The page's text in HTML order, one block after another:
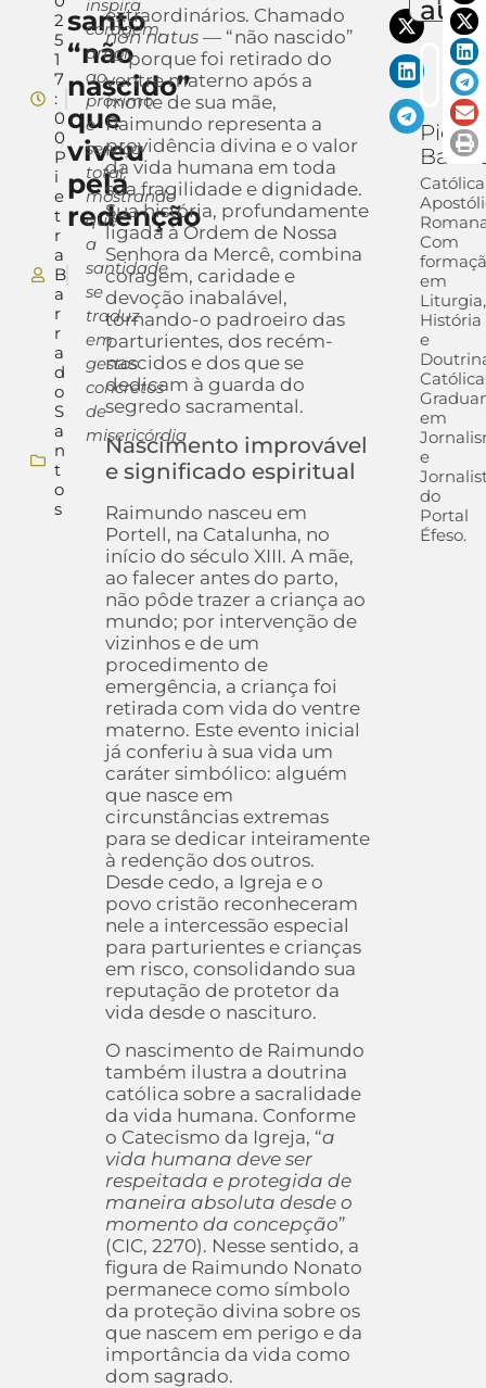
2
5
1
7
:
0
0
P
i
e
t
r
a
B
a
r
r
a
d
o
S
a
n
t
o
s
santo
“não
nascido”
que
viveu
pela
redenção
inspira
coragem,
amor
ao
próximo
e
serviço
total,
mostrando
que
a
santidade
se
traduz
em
gestos
concretos
de
misericórdia
extraordinários. Chamado
non natus— “não nascido”
— porque foi retirado do
ventre materno após a
morte de sua mãe,
Raimundo representa a
providência divina e o valor
da vida humana em toda
sua fragilidade e dignidade.
Sua história, profundamente
ligada à Ordem de Nossa
Senhora da Mercê, combina
coragem, caridade e
devoção inabalável,
tornando-o padroeiro das
parturientes, dos recém-
nascidos e dos que se
dedicam à guarda do
segredo sacramental.
Nascimento improvável
e significado espiritual
Raimundo nasceu em
Portell, na Catalunha, no
início do século XIII. A mãe,
ao falecer antes do parto,
não pôde trazer a criança ao
mundo; por intervenção de
vizinhos e de um
procedimento de
emergência, a criança foi
retirada com vida do ventre
materno. Este evento inicial
já conferiu à sua vida um
caráter simbólico: alguém
que nasce em
circunstâncias extremas
para se dedicar inteiramente
à redenção dos outros.
Desde cedo, a Igreja e o
povo cristão reconheceram
nele a intercessão especial
para parturientes e crianças
em risco, consolidando sua
reputação de protetor da
vida desde o nascituro.
O nascimento de Raimundo
também ilustra a doutrina
católica sobre a sacralidade
da vida humana. Conforme
o Catecismo da Igreja, “a
vida humana deve ser
respeitada e protegida de
maneira absoluta desde o
momento da concepção”
(CIC, 2270). Nesse sentido, a
figura de Raimundo Nonato
permanece como símbolo
da proteção divina sobre os
que nascem em perigo e da
importância da vida como
dom sagrado.
Pietra
Católica
Com
em
Liturgia,
História
e
em
e
do
Portal
Éfeso.